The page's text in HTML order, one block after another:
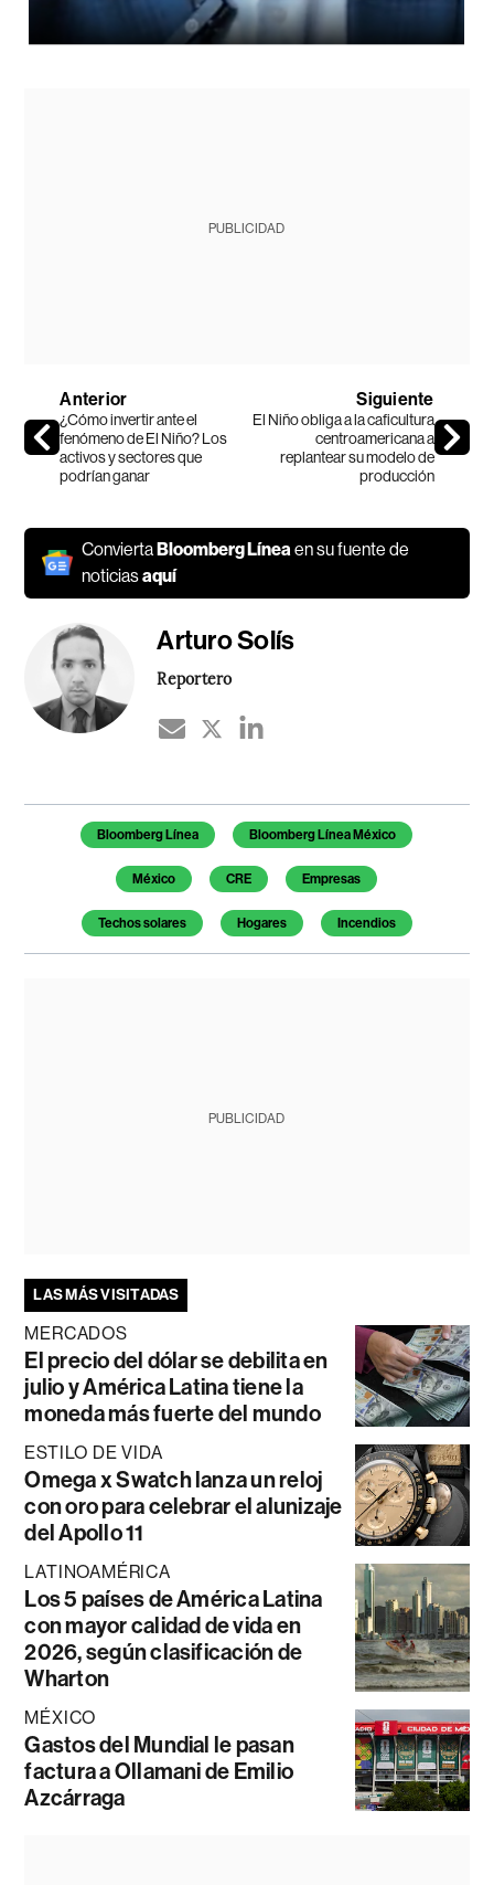
PUBLICIDAD
Anterior
¿Cómo invertir ante el
fenómeno de El Niño? Los
activos y sectores que
podrían ganar
Siguiente
El Niño obliga a la caficultura
centroamericana a
replantear su modelo de
producción
ConviertaBloomberg Línea en su fuente de
noticiasaquí
Arturo Solís
Reportero
Temas de este artículo
Bloomberg Línea Bloomberg Línea México
México CRE Empresas
Techos solares Hogares Incendios
PUBLICIDAD
LAS MÁS VISITADAS
MERCADOS
El precio del dólar se debilita en
julio y América Latina tiene la
moneda más fuerte del mundo
ESTILO DE VIDA
Omega x Swatch lanza un reloj
con oro para celebrar el alunizaje
del Apollo 11
LATINOAMÉRICA
Los 5 países de América Latina
con mayor calidad de vida en
2026, según clasificación de
Wharton
MÉXICO
Gastos del Mundial le pasan
factura a Ollamani de Emilio
Azcárraga